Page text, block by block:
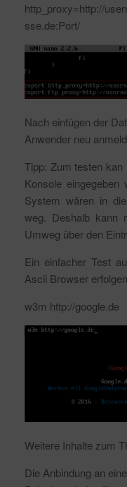
http_proxy=http://
sse.de:Port/
Nach einfügen der
Anwender neu
Tipp: Zum testen
Konsole
System wären in
weg. Deshalb kann
Umweg über den
Ein einfacher Test
Ascii Browser
w3m http://google.de
Weitere Inhalte zum
Die Anbindung an